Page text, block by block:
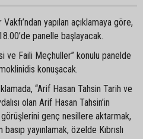
yapılan açıklamaya göre,
panelle başlayacak.
ve Faili Meçhuller” konulu panelde
konuşacak.
“Arif Hasan Tahsin Tarih ve
olan Arif Hasan Tahsin’in
görüşlerini genç nesillere aktarmak,
yayınlamak, özelde Kıbrıslı